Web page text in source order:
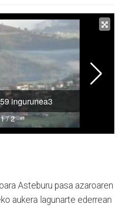
Asteburu pasa azaroaren
aukera lagunarte ederrean